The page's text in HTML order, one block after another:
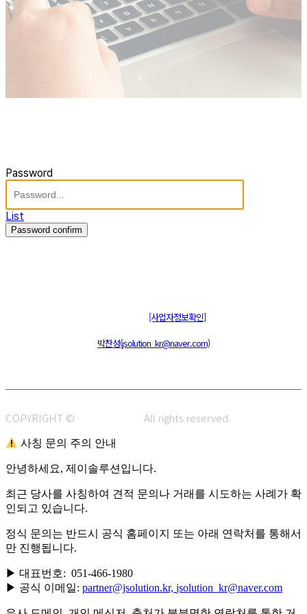
Password
List
Password confirm
[사업자정보확인]
박찬성(jsolution_kr@naver.com)
COPYRIGHT © All rights reserved.
사칭 문의 주의 안내
안녕하세요, 제이솔루션입니다.
최근 당사를 사칭하여 견적 문의나 거래를 시도하는 사례가 확
인되고 있습니다.
정식 문의는 반드시 공식 홈페이지 또는 아래 연락처를 통해서
만 진행됩니다.
▶ 대표번호: 051-466-1980
▶ 공식 이메일: partner@jsolution.kr, jsolution_kr@naver.com